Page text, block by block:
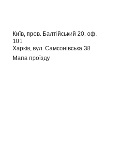
Київ, пров. Балтійський 20, оф.
101
Харків, вул. Самсонівська 38
Мапа проїзду